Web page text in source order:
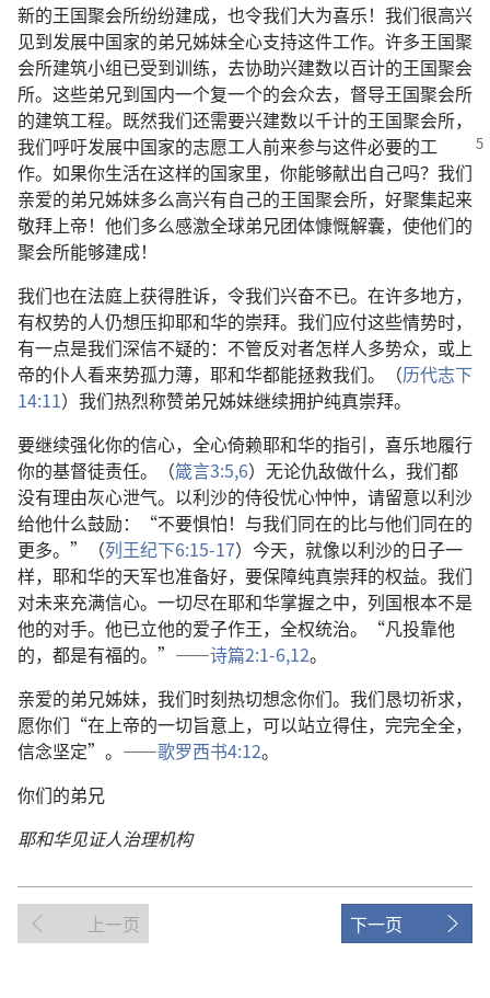
新的王国聚会所纷纷建成，也令我们大为喜乐！我们很高兴
见到发展中国家的弟兄姊妹全心支持这件工作。许多王国聚
会所建筑小组已受到训练，去协助兴建数以百计的王国聚会
所。这些弟兄到国内一个复一个的会众去，督导王国聚会所
的建筑工程。既然我们还需要兴建数以千计的王国聚会所，
我们呼吁发展中国家的志愿工人前来参与这件必要的工
作。如果你生活在这样的国家里，你能够献出自己吗？我们
亲爱的弟兄姊妹多么高兴有自己的王国聚会所，好聚集起来
敬拜上帝！他们多么感激全球弟兄团体慷慨解囊，使他们的
聚会所能够建成！
我们也在法庭上获得胜诉，令我们兴奋不已。在许多地方，
有权势的人仍想压抑耶和华的崇拜。我们应付这些情势时，
有一点是我们深信不疑的：不管反对者怎样人多势众，或上
帝的仆人看来势孤力薄，耶和华都能拯救我们。（历代志下
14:11）我们热烈称赞弟兄姊妹继续拥护纯真崇拜。
要继续强化你的信心，全心倚赖耶和华的指引，喜乐地履行
你的基督徒责任。（箴言3:5,6）无论仇敌做什么，我们都
没有理由灰心泄气。以利沙的侍役忧心忡忡，请留意以利沙
给他什么鼓励：“不要惧怕！与我们同在的比与他们同在的
更多。”（列王纪下6:15-17）今天，就像以利沙的日子一
样，耶和华的天军也准备好，要保障纯真崇拜的权益。我们
对未来充满信心。一切尽在耶和华掌握之中，列国根本不是
他的对手。他已立他的爱子作王，全权统治。“凡投靠他
的，都是有福的。”——诗篇2:1-6,12。
亲爱的弟兄姊妹，我们时刻热切想念你们。我们恳切祈求，
愿你们“在上帝的一切旨意上，可以站立得住，完完全全，
信念坚定”。——歌罗西书4:12。
你们的弟兄
耶和华见证人治理机构
上一页 下一页